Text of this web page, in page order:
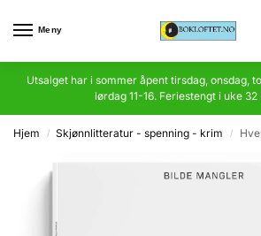
Meny
Utsalget har i sommer åpent tirsdag, onsdag,
lørdag 11-16. Feriestengt i uke 32
Hjem / Skjønnlitteratur - spenning - krim /